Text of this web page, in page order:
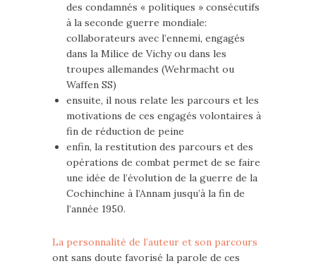
des condamnés « politiques » consécutifs
à la seconde guerre mondiale:
collaborateurs avec l’ennemi, engagés
dans la Milice de Vichy ou dans les
troupes allemandes (Wehrmacht ou
Waffen SS)
ensuite, il nous relate les parcours et les
motivations de ces engagés volontaires à
fin de réduction de peine
enfin, la restitution des parcours et des
opérations de combat permet de se faire
une idée de l’évolution de la guerre de la
Cochinchine à l’Annam jusqu’à la fin de
l’année 1950.
La personnalité de l’auteur et son parcours
ont sans doute favorisé la parole de ces